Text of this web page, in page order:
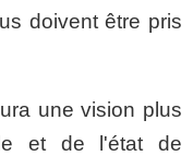
doivent être pris
une vision plus
et de l'état de